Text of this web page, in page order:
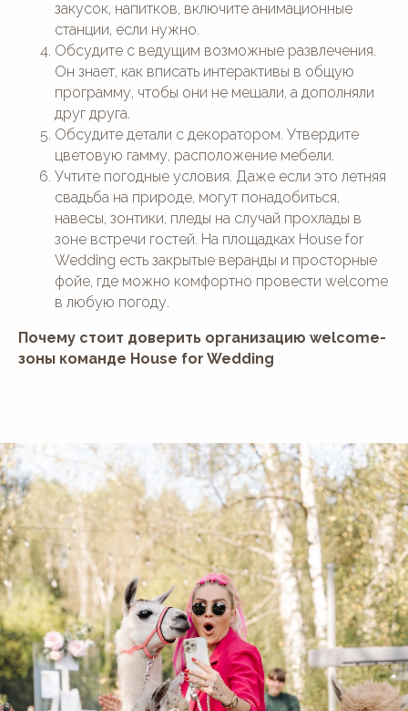
закусок, напитков, включите анимационные
станции, если нужно.
Обсудите с ведущим возможные развлечения.
Он знает, как вписать интерактивы в общую
программу, чтобы они не мешали, а дополняли
друг друга.
Обсудите детали с декоратором. Утвердите
цветовую гамму, расположение мебели.
Учтите погодные условия. Даже если это летняя
свадьба на природе, могут понадобиться,
навесы, зонтики, пледы на случай прохлады в
зоне встречи гостей. На площадках House for
Wedding есть закрытые веранды и просторные
фойе, где можно комфортно провести welcome
в любую погоду.
Почему стоит доверить организацию welcome-
зоны команде House for Wedding
Английский дом
Белоснежная Веранда
Большой панорамный зал
Малый панорамный зал
Дом у озера
Дом у леса
Светлица
Wood House
Panorama Wedding House
Ryabina House
Отзывы
День рождения
СВАДЬБЫ «ПОД КЛЮЧ»
Свадьбы до 800 тыс. руб
Свадьбы от 800 до 1 млн тыс.
руб
Свадьбы от 1 млн руб
АКЦИИ
Свадьба "под ключ"
КОНТАКТЫ
houseforwedding@gmail.com
Телефон:
74993508474
Написать в Telegram:
House_for_Wedding
Написать в MAX:
House for Wedding
Написать в WhatsApp:
+7(964)777-84-74